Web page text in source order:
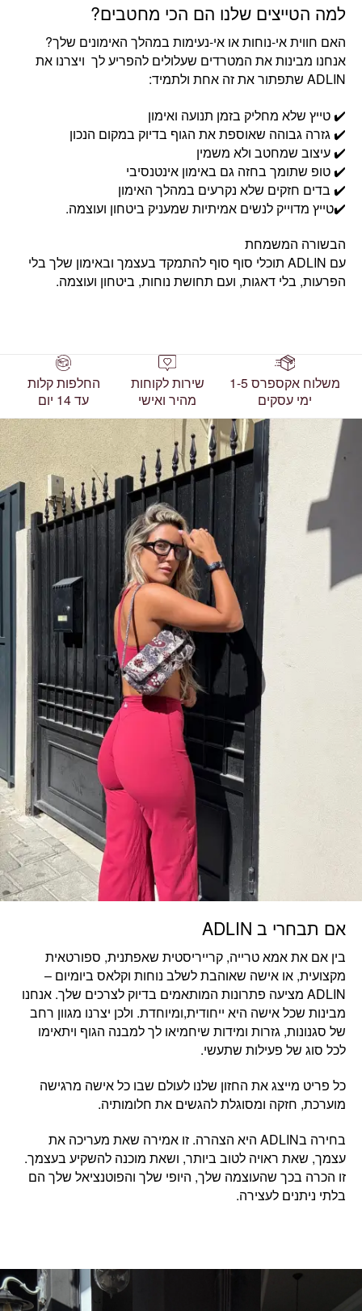
למה הטייצים שלנו הם הכי מחטבים?
האם חווית אי-נוחות או אי-נעימות במהלך האימונים שלך?
אנחנו מבינות את המטרדים שעלולים להפריע לך ויצרנו את
ADLIN שתפתור את זה אחת ולתמיד:
✔️ טייץ שלא מחליק בזמן תנועה ואימון
✔️ גזרה גבוהה שאוספת את הגוף בדיוק במקום הנכון
✔️ עיצוב שמחטב ולא משמין
✔️ טופ שתומך בחזה גם באימון אינטנסיבי
✔️ בדים חזקים שלא נקרעים במהלך האימון
✔️טייץ מדוייק לנשים אמיתיות שמעניק ביטחון ועוצמה.
הבשורה המשמחת
עם ADLIN תוכלי סוף סוף להתמקד בעצמך ובאימון שלך בלי
הפרעות, בלי דאגות, ועם תחושת נוחות, ביטחון ועוצמה.
משלוח אקספרס 1-5
ימי עסקים
שירות לקוחות
מהיר ואישי
החלפות קלות
עד 14 יום
אם תבחרי ב ADLIN
בין אם אתאמא טרייה, קרייריסטית שאפתנית, ספורטאית
מקצועית, או אישה שאוהבת לשלב נוחות וקלאס ביומיום –
ADLIN מציעה פתרונות המותאמים בדיוק לצרכים שלך. אנחנו
מבינות שכל אישה היא ייחודית,ומיוחדת. ולכן יצרנו מגוון רחב
של סגנונות, גזרות ומידות שיחמיאו לך למבנה הגוף ויתאימו
לכל סוג של פעילות שתעשי.
כל פריט מייצג את החזון שלנו לעולם שבו כל אישה מרגישה
מוערכת, חזקה ומסוגלת להגשים את חלומותיה.
בחירה בADLIN היא הצהרה. זו
אמירה שאת מעריכה את
עצמך, שאת ראויה לטוב ביותר, ושאת מוכנה להשקיע בעצמך.
זו הכרה בכך שהעוצמה שלך, היופי שלך והפוטנציאל שלך הם
בלתי ניתנים לעצירה.